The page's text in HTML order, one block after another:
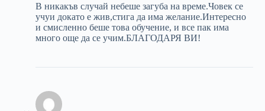
В никакъв случай небеше загуба на време.Човек се
учуи докато е жив,стига да има желание.Интересно
и смисленно беше това обучение, и все пак има
много още да се учим.БЛАГОДАРЯ ВИ!